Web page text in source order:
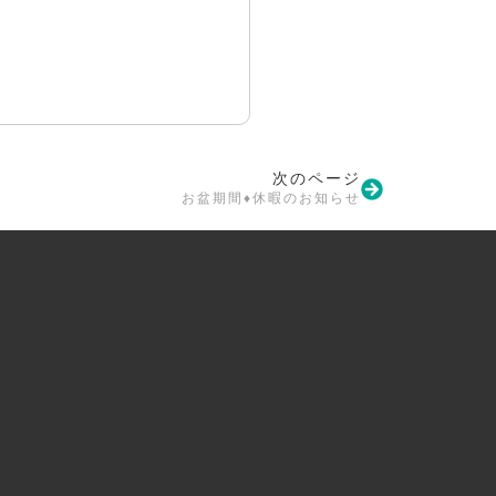
次のページ
お盆期間♦休暇のお知らせ